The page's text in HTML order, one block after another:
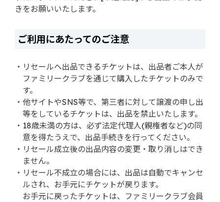
きをお願いいたします。
ご利用にあたってのご注意
・リセールへ出品できるチケットは、出品者ご本人が
ファミリークラブを通じて購入したチケットのみで
す。
・他サイトやSNS等で、第三者に対して譲渡の申し出
等をしているチケットは、出品を禁止いたします。
・18歳未満の方は、必ず法定代理人(親権者など)の同
意を得たうえで、出品手続きを行ってください。
・リセール成立後の出品内容の変更・取り消しはでき
ません。
・リセール不成立の場合には、出品は自動でキャンセ
ルされ、お手元にチケットが戻ります。
お手元に戻ったチケットは、ファミリークラブ会員